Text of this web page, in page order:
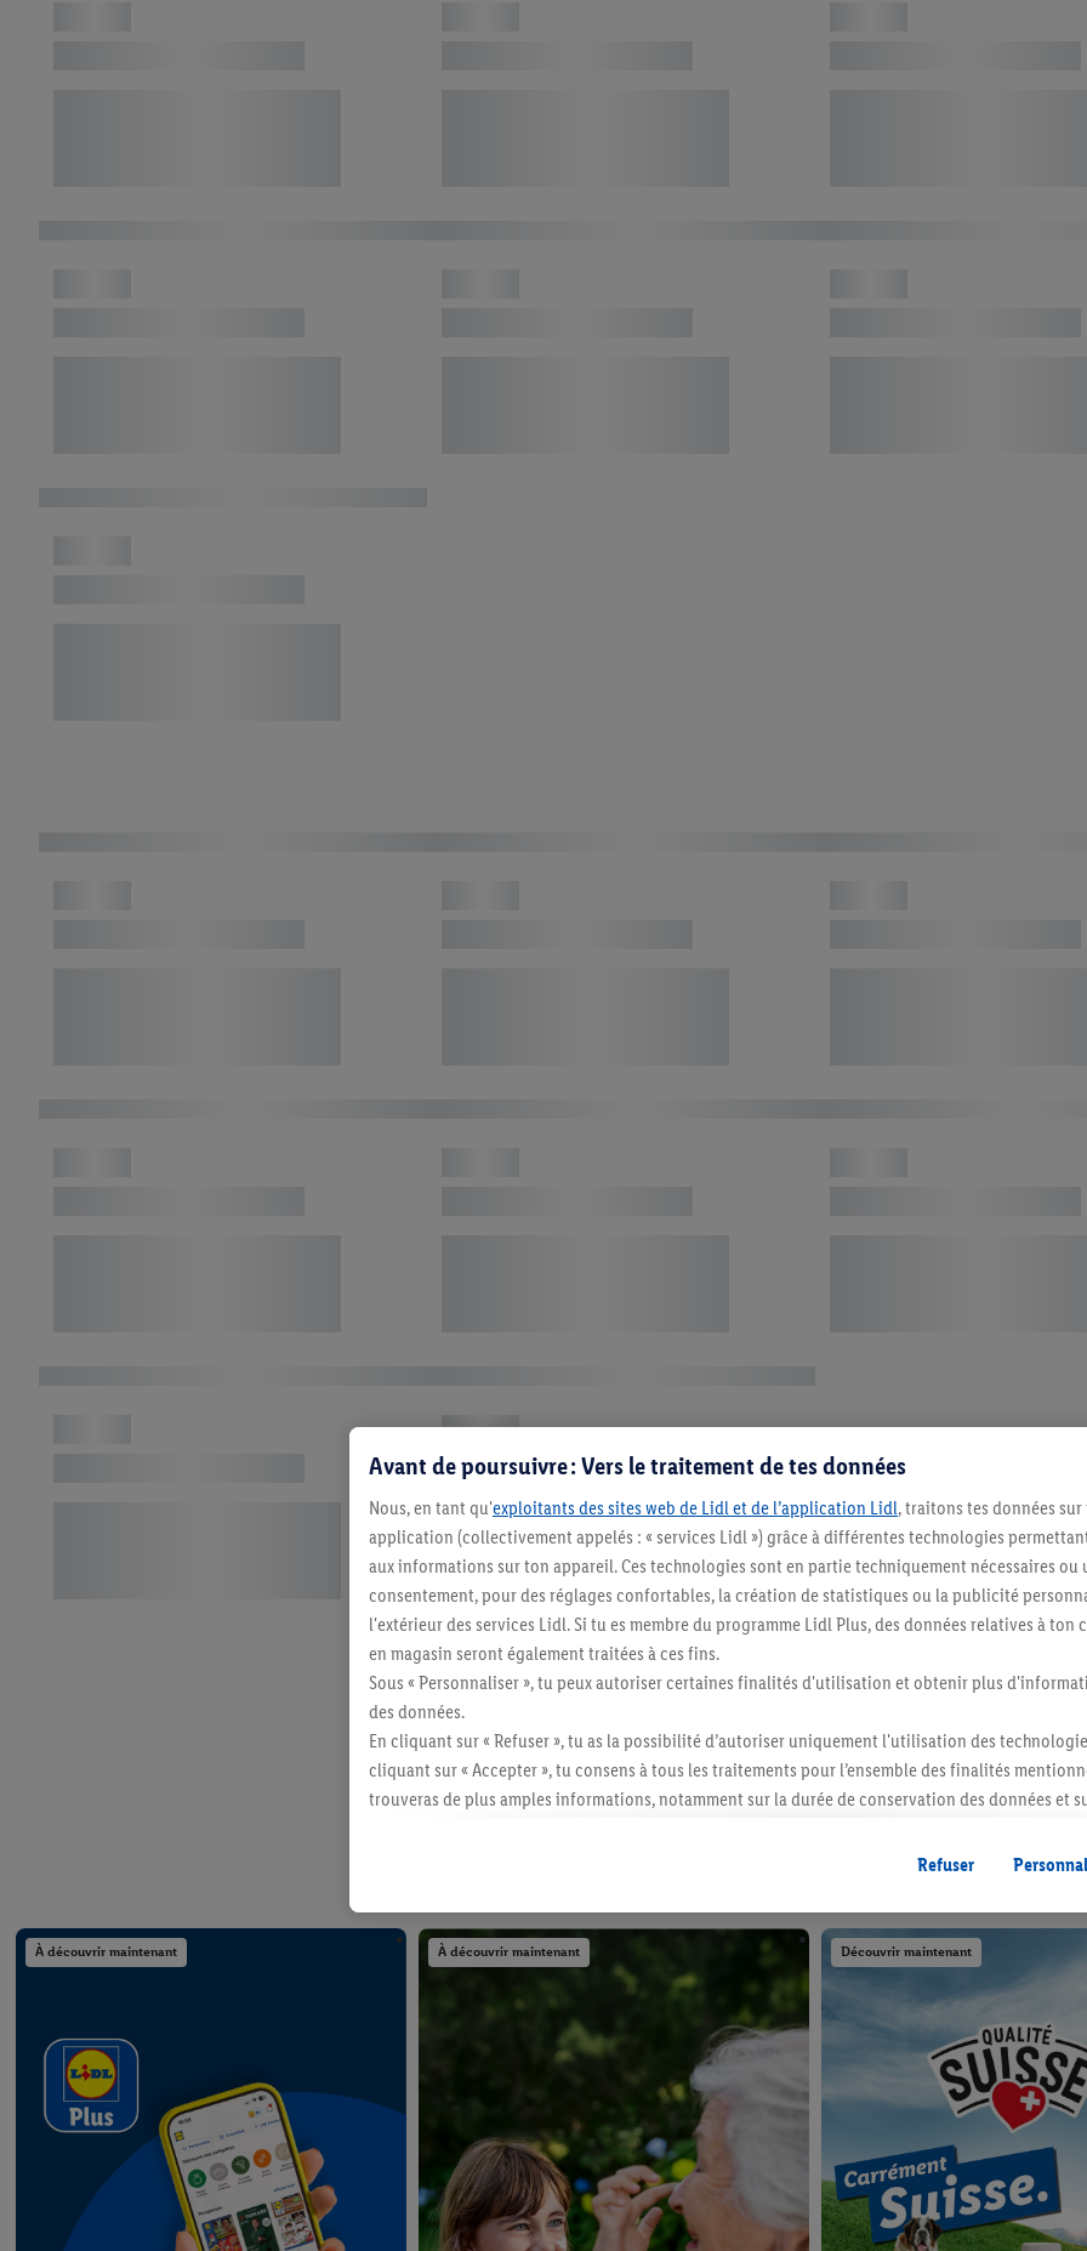
Consulter le solde de bons
Prochainement
À découvrir maintenant À découvrir maintenant Découvrir maintenant
Avant de poursuivre : Vers le traitement de tes données
Nous, en tant qu'exploitants des sites web de Lidl et de l’application Lidl, traitons tes données
application (collectivement appelés : « services Lidl ») grâce à différentes technologies
aux informations sur ton appareil. Ces technologies sont en partie techniquement nécessaires ou
consentement, pour des réglages confortables, la création de statistiques ou la publicité
l'extérieur des services Lidl. Si tu es membre du programme Lidl Plus, des données relatives à ton
en magasin seront également traitées à ces fins.
Sous « Personnaliser », tu peux autoriser certaines finalités d'utilisation et obtenir plus
des données.
En cliquant sur « Refuser », tu as la possibilité d’autoriser uniquement l'utilisation des
cliquant sur « Accepter », tu consens à tous les traitements pour l’ensemble des finalités
trouveras de plus amples informations, notamment sur la durée de conservation des données et
Refuser